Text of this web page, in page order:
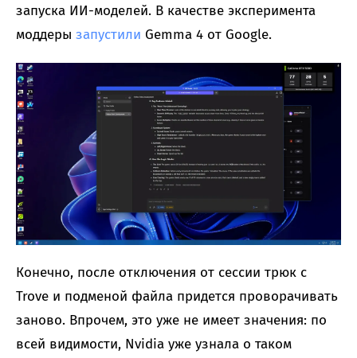
запуска ИИ-моделей. В качестве эксперимента
моддеры запустили Gemma 4 от Google.
Конечно, после отключения от сессии трюк с
Trove и подменой файла придется проворачивать
заново. Впрочем, это уже не имеет значения: по
всей видимости, Nvidia уже узнала о таком